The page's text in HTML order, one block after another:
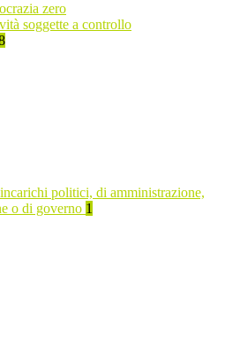
zero
soggette a controllo
politici, di amministrazione,
o di governo 1